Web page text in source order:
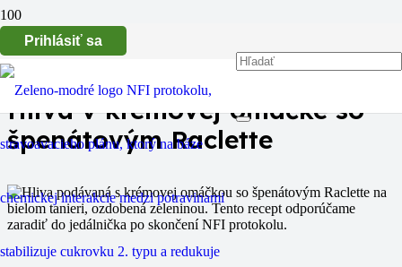
Prihlásiť sa
Hliva v krémovej omáčke so
špenátovým Raclette